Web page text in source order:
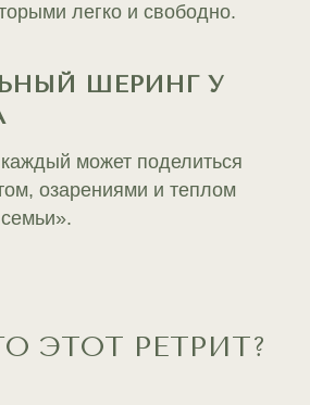
легко и свободно.
ШЕРИНГ У
может поделиться
озарениями и теплом
ЭТОТ РЕТРИТ?